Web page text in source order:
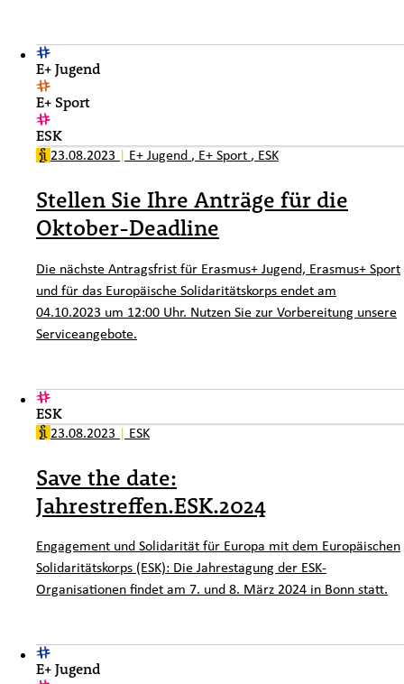
E+ Jugend
E+ Sport
ESK
23.08.2023 | E+ Jugend , E+ Sport , ESK
Stellen Sie Ihre Anträge für die
Oktober-Deadline
Die nächste Antragsfrist für Erasmus+ Jugend, Erasmus+ Sport
und für das Europäische Solidaritätskorps endet am
04.10.2023 um 12:00 Uhr. Nutzen Sie zur Vorbereitung unsere
Serviceangebote.
ESK
23.08.2023 | ESK
Save the date:
Jahrestreffen.ESK.2024
Engagement und Solidarität für Europa mit dem Europäischen
Solidaritätskorps (ESK): Die Jahrestagung der ESK-
Organisationen findet am 7. und 8. März 2024 in Bonn statt.
E+ Jugend